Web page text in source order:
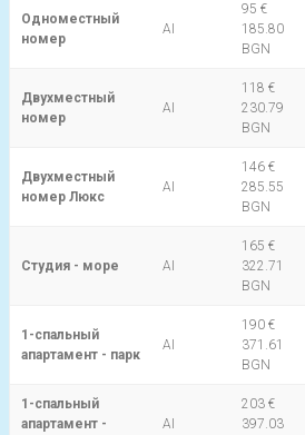
Одноместный
номер
AI
95 €
185.80
BGN
Двухместный
номер
AI
118 €
230.79
BGN
Двухместный
номер Люкс
AI
146 €
285.55
BGN
Студия - море AI
165 €
322.71
BGN
1-спальный
апартамент - парк
AI
190 €
371.61
BGN
1-спальный
апартамент -
AI
203 €
397.03